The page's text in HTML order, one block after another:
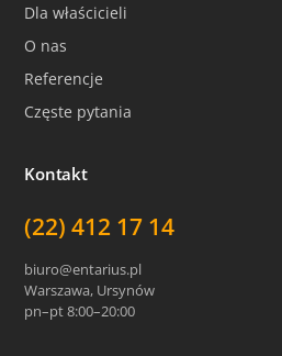
Dla właścicieli
O nas
Referencje
Częste pytania
Kontakt
(22) 412 17 14
biuro@entarius.pl
Warszawa, Ursynów
pn–pt 8:00–20:00